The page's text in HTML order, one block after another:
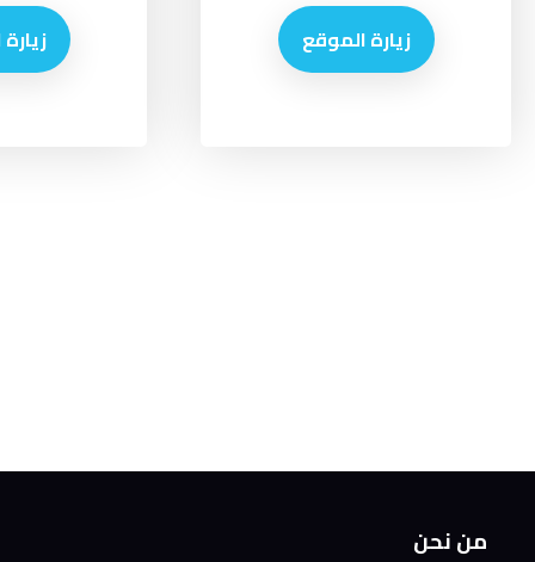
زيارة الموقع
من نحن